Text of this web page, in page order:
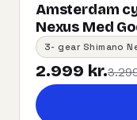
Amsterdam
Nexus Med
3- gear Shimano
2.999 kr.